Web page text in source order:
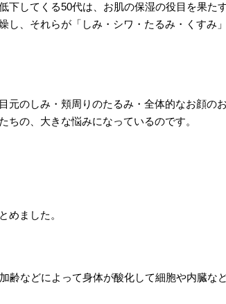
下してくる50代は、お肌の保湿の役目を果た
し、それらが「しみ・シワ・たるみ・くすみ
元のしみ・頬周りのたるみ・全体的なお顔の
ちの、大きな悩みになっているのです。
めました。
齢などによって身体が酸化して細胞や内臓な